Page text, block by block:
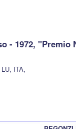
- 1972, "Premio
ITA,